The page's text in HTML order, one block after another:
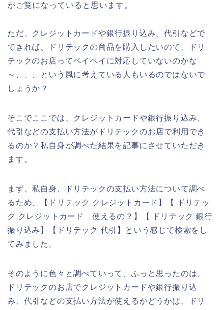
がご覧になっていると思います。
ただ、クレジットカードや銀行振り込み、代引などで
できれば、ドリテックの商品を購入したいので、ドリ
テックのお店ってペイペイに対応していないのかな
～、、、という風に考えている人もいるのではないで
しょうか？
そこでここでは、クレジットカードや銀行振り込み、
代引などの支払い方法がドリテックのお店で利用でき
るのか？私自身が調べた結果を記事にさせていただき
ます。
まず、私自身、ドリテックの支払い方法について調べ
るため、【ドリテック クレジットカード】【 ドリテッ
ク クレジットカード 使えるの？】【 ドリテック 銀行
振り込み】【ドリテック 代引】という感じで検索をし
てみました。
そのように色々と調べていって、ふっと思ったのは、
ドリテックのお店でクレジットカードや銀行振り込
み、代引などの支払い方法が使えるかどうかは、ドリ